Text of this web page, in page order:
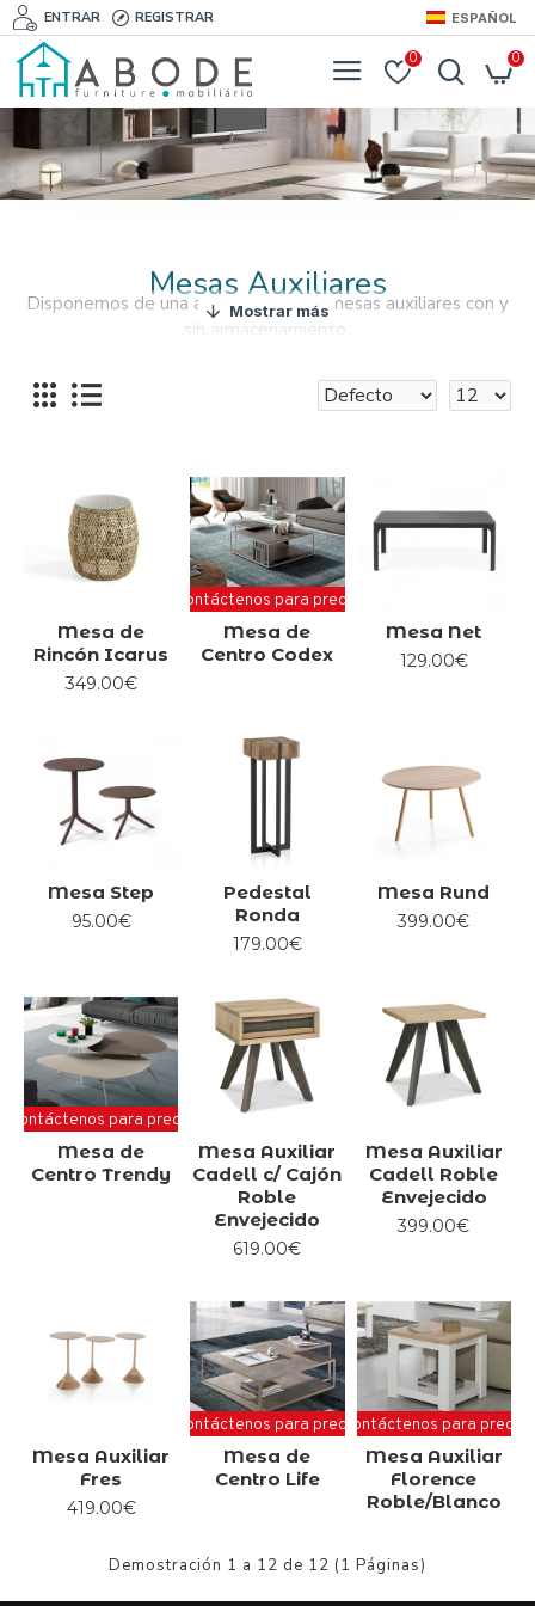
ENTRAR REGISTRAR ESPAÑOL
0 0
Mesas Auxiliares
Disponemos de una amplia gama de mesas auxiliares con y
sin almacenamiento.
actuales, el estilo urbano o una de nuestras gamas más
clásicas que le encantará usar
Mesa de
Rincón Icarus
349.00€
Contáctenos para precio
Mesa de
Centro Codex
Mesa Net
129.00€
Mesa Step
95.00€
Pedestal
Ronda
179.00€
Mesa Rund
399.00€
Contáctenos para precio
Mesa de
Centro Trendy
Mesa Auxiliar
Cadell c/ Cajón
Roble
Envejecido
619.00€
Mesa Auxiliar
Cadell Roble
Envejecido
399.00€
Mesa Auxiliar
Fres
419.00€
Contáctenos para precio
Mesa de
Centro Life
Contáctenos para precio
Mesa Auxiliar
Florence
Roble/Blanco
Demostración 1 a 12 de 12 (1 Páginas)